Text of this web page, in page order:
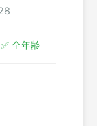
✅ 全年齢